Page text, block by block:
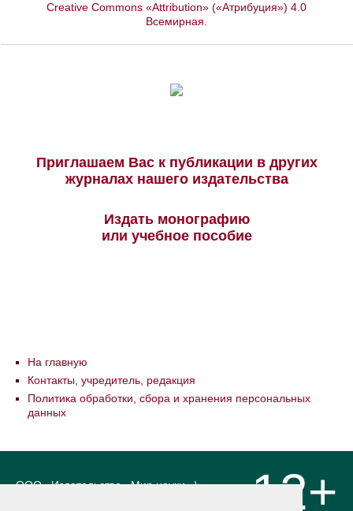
Creative Commons «Attribution» («Атрибуция») 4.0
Всемирная
Приглашаем Вас к публикации в других
журналах нашего издательства
Издать монографию
или учебное пособие
На главную
Контакты, учредитель, редакция
Политика обработки, сбора и хранения персональных
данных
ООО «Издательство «Мир науки» \
12+